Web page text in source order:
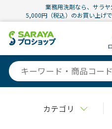
業務用洗剤なら、サラ
5,000円（税込）のお買い上げで
カテゴリ